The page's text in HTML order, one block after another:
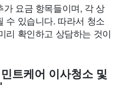
요금 항목들이며, 각 상
수 있습니다. 따라서 청소
리 확인하고 상담하는 것이
트케어 이사청소 및